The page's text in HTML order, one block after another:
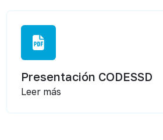
Presentación CODESSD
Leer más